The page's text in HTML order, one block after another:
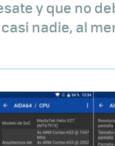
y que no
nadie, al